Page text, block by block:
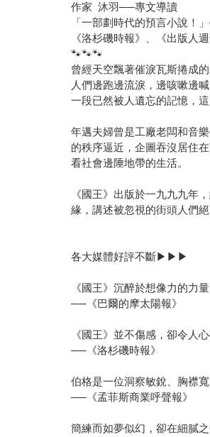
作家 沐羽──專文導讀
「一部劃時代的預言小說！
《洛杉磯時報》、《出版人
🐾🐾🐾
曾經天空飄著催淚瓦斯捲成
人們邊跑邊流淚，邊咳嗽邊
一段已然被人遺忘的記憶，
年邁夫婦曾是工廠老闆和音
的秩序逼近，企圖吞沒居住
看社會邊陲地帶的生活。
《國王》出版於一九九九年
緣，講述被忽視的街頭人們
各大媒體好評不斷▶▶▶
《國王》沉醉於想像力的力
──《巴爾的摩太陽報》
《國王》並不傷感，卻令人心
──《洛杉磯時報》
伯格是一位洞察敏銳、胸襟
──《孟菲斯商業呼聲報》
簡練而如夢似幻，卻在細膩